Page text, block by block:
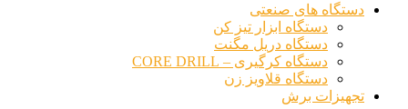
دستگاه های صنعتی
دستگاه ابزار تیز کن
دستگاه دریل مگنت
دستگاه کرگیری – CORE DRILL
دستگاه قلاویز زن
تجهیزات برش